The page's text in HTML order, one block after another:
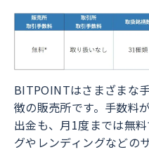
BITPOINTはさまざまな
徴の販売所です。手数料
出金も、月1度までは無
グやレンディングなどの